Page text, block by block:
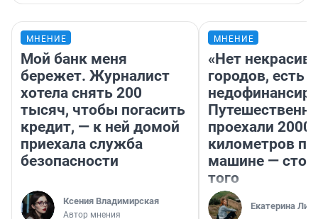
МНЕНИЕ
Мой банк меня
бережет. Журналист
хотела снять 200
тысяч, чтобы погасить
кредит, — к ней домой
приехала служба
безопасности
Ксения Владимирская
Автор мнения
МНЕНИЕ
«Нет
городов, есть
проехали 2000
километров по
машине —
того
Екатерина